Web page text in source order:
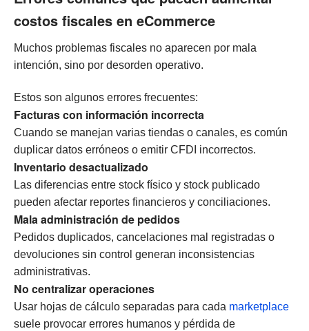
costos fiscales en eCommerce
Muchos problemas fiscales no aparecen por mala
intención, sino por desorden operativo.
Estos son algunos errores frecuentes:
Facturas con información incorrecta
Cuando se manejan varias tiendas o canales, es común
duplicar datos erróneos o emitir CFDI incorrectos.
Inventario desactualizado
Las diferencias entre stock físico y stock publicado
pueden afectar reportes financieros y conciliaciones.
Mala administración de pedidos
Pedidos duplicados, cancelaciones mal registradas o
devoluciones sin control generan inconsistencias
administrativas.
No centralizar operaciones
Usar hojas de cálculo separadas para cada marketplace
suele provocar errores humanos y pérdida de